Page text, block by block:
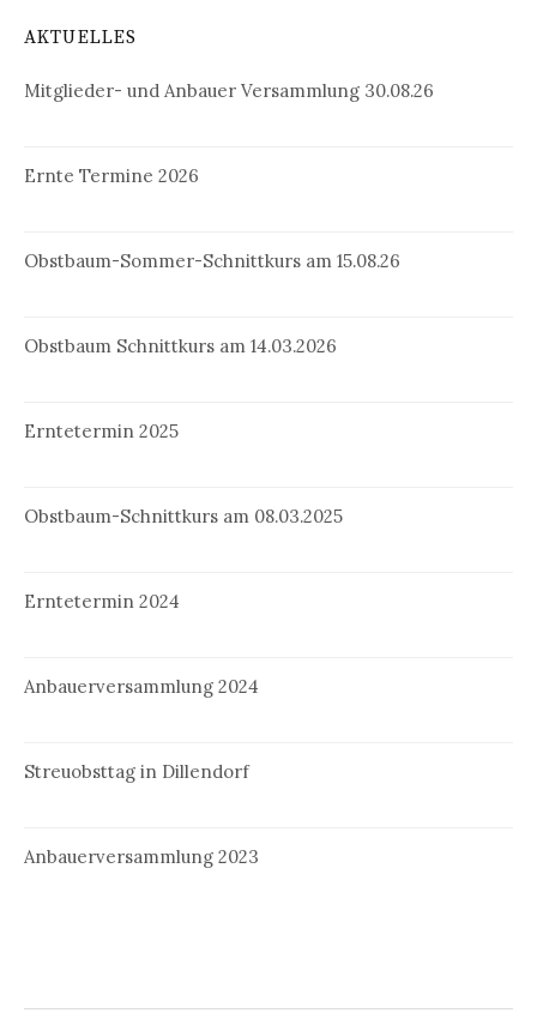
AKTUELLES
Mitglieder- und Anbauer Versammlung 30.08.26
Ernte Termine 2026
Obstbaum-Sommer-Schnittkurs am 15.08.26
Obstbaum Schnittkurs am 14.03.2026
Erntetermin 2025
Obstbaum-Schnittkurs am 08.03.2025
Erntetermin 2024
Anbauerversammlung 2024
Streuobsttag in Dillendorf
Anbauerversammlung 2023